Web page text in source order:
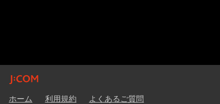
ホーム 利用規約 よくあるご質問